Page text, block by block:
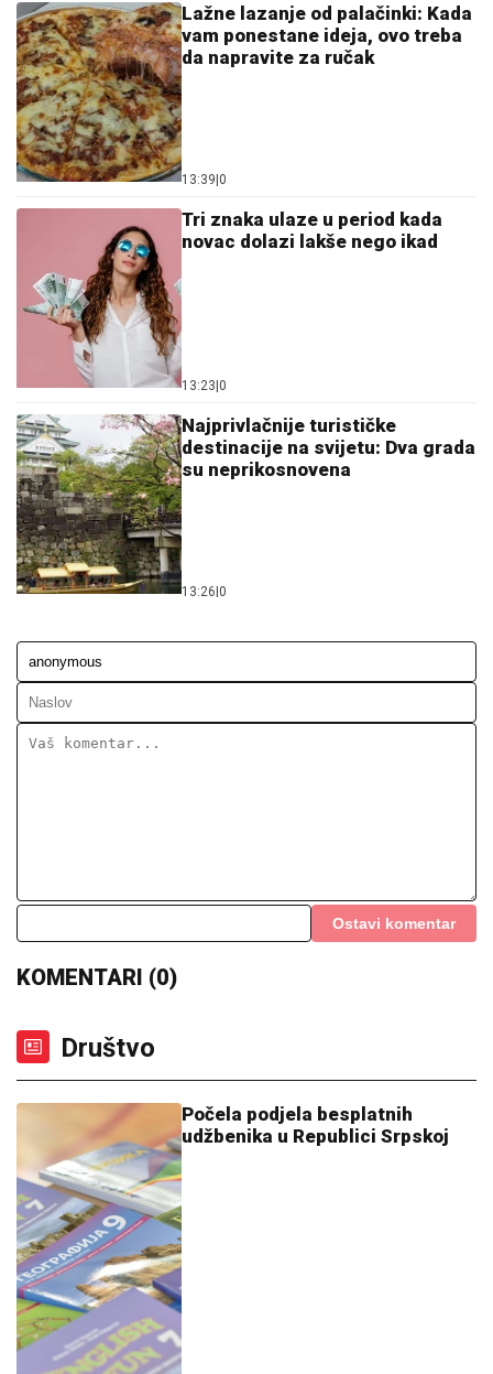
Lažne lazanje od palačinki: Kada
vam ponestane ideja, ovo treba
da napravite za ručak
13:39|0
Tri znaka ulaze u period kada
novac dolazi lakše nego ikad
13:23|0
Najprivlačnije turističke
destinacije na svijetu: Dva grada
su neprikosnovena
13:26|0
Ostavi komentar
KOMENTARI (0)
Društvo
Počela podjela besplatnih
udžbenika u Republici Srpskoj